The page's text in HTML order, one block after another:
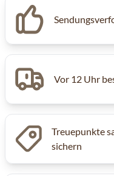
Vor 12 Uhr
Treuepunkte
sichern